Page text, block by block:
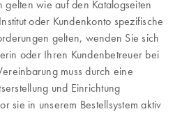
gelten wie auf den Katalogseiten
oder Kundenkonto spezifische
gelten, wenden Sie sich
oder Ihren Kundenbetreuer bei
muss durch eine
und Einrichtung
sie in unserem Bestellsystem aktiv